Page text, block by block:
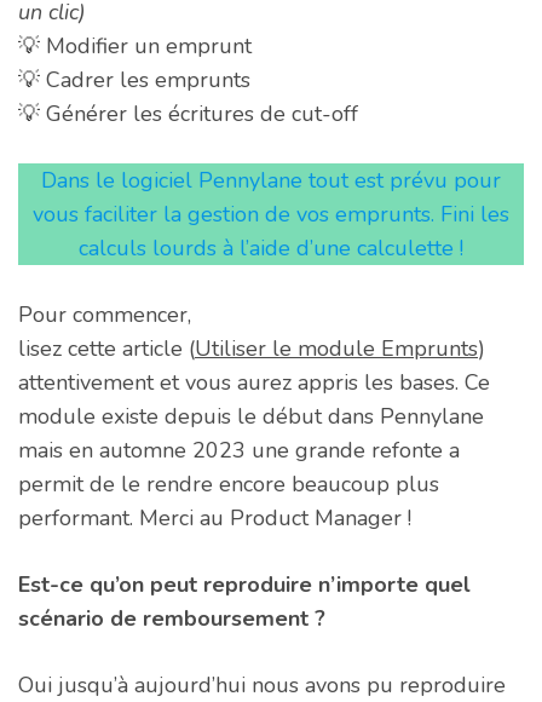
un clic)
💡 Modifier un emprunt
💡 Cadrer les emprunts
💡 Générer les écritures de cut-off
Dans le logiciel Pennylane tout est prévu pour
vous faciliter la gestion de vos emprunts. Fini les
calculs lourds à l’aide d’une calculette !
Pour commencer,
lisez cette article (Utiliser le module Emprunts)
attentivement et vous aurez appris les bases. Ce
module existe depuis le début dans Pennylane
mais en automne 2023 une grande refonte a
permit de le rendre encore beaucoup plus
performant. Merci au Product Manager !
Est-ce qu’on peut reproduire n’importe quel
scénario de remboursement ?
Oui jusqu’à aujourd’hui nous avons pu reproduire